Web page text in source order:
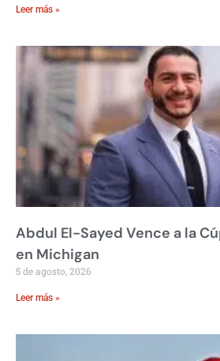
Leer más »
Abdul El-Sayed Vence a la
en Michigan
5 de agosto, 2026
Leer más »